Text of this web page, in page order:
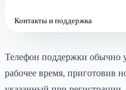
Контакты и поддержка
Телефон поддержки обычно
рабочее время, приготовив